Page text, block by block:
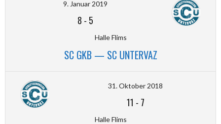
9. Januar 2019
8 - 5
Halle Flims
SC GKB — SC UNTERVAZ
31. Oktober 2018
11 - 7
Halle Flims